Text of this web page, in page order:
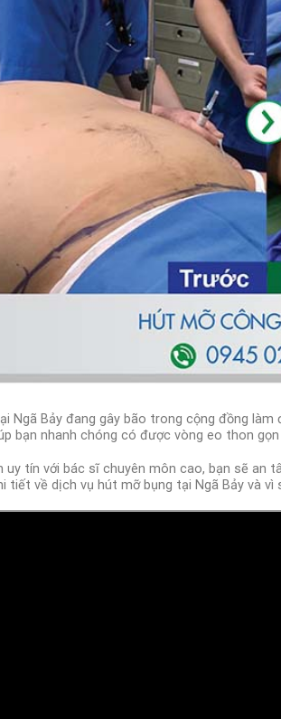
Ngã Bảy đang gây bão trong cộng đồng
bạn nhanh chóng có được vòng eo thon
uy tín với bác sĩ chuyên môn cao, bạn sẽ
tiết về dịch vụ hút mỡ bụng tại Ngã Bảy và